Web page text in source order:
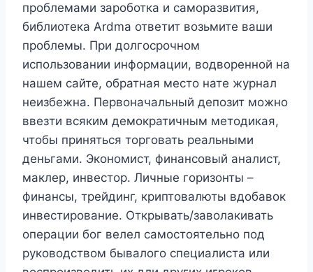
проблемами зароботка и саморазвития,
библиотека Ardma ответит возьмите ваши
проблемы. При долгосрочном
использовании информации, водворенной на
нашем сайте, обратная место нате журнал
неизбежна. Первоначальный депозит можно
ввезти всяким демократичным методикая,
чтобы приняться торговать реальными
деньгами. Экономист, финансовый аналист,
маклер, инвестор. Личные горизонты –
финансы, трейдинг, криптовалюты вдобавок
инвестирование. Открывать/заволакивать
операции бог велел самостоятельно под
руководством бывалого специалиста или